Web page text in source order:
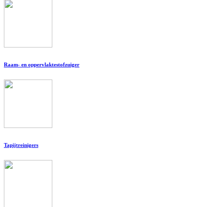
Raam- en oppervlaktestofzuiger
Tapijtreinigers